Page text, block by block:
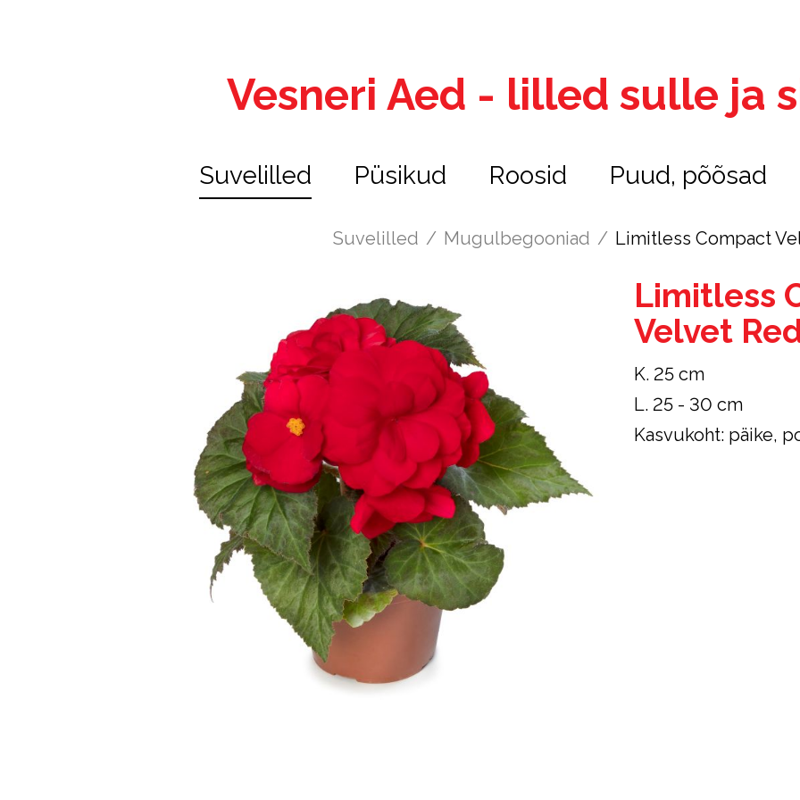
Vesneri Aed - lilled sulle ja
Suvelilled Püsikud Roosid Puud, põõsad
Suvelilled / Mugulbegooniad / Limitless Compact
Limitless
Velvet
K. 25 cm
L. 25 - 30 cm
Kasvukoht: päike,